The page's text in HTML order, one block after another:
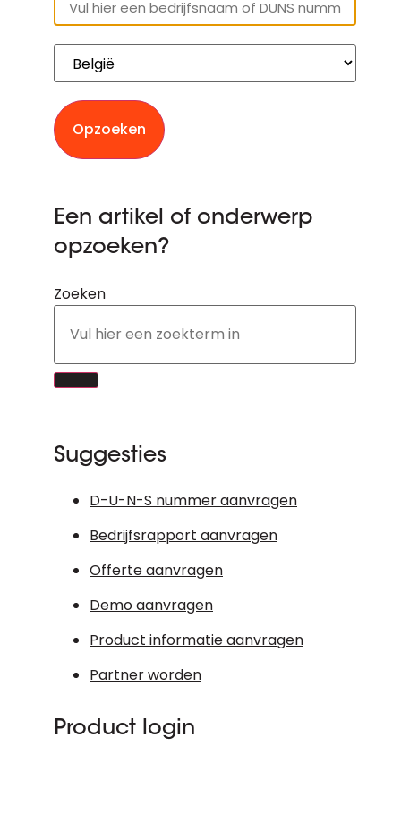
Opzoeken
Een artikel of onderwerp
opzoeken?
Zoeken
Suggesties
D-U-N-S nummer aanvragen
Bedrijfsrapport aanvragen
Offerte aanvragen
Demo aanvragen
Product informatie aanvragen
Partner worden
Product login